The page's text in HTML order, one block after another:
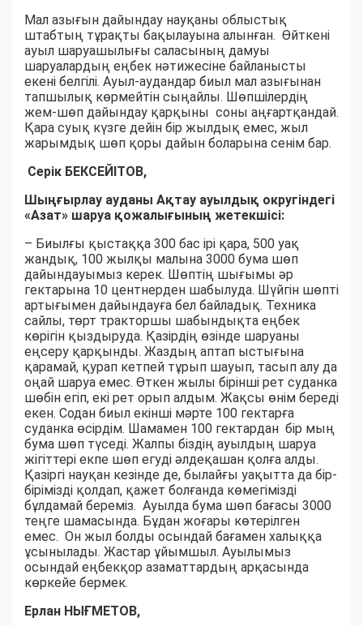
Мал азығын дайындау науқаны облыстық
штабтың тұрақты бақылауына алынған. Өйткені
ауыл шаруашылығы саласының дамуы
шаруалардың еңбек нәтижесіне байланысты
екені белгілі. Ауыл-аудандар биыл мал азығынан
тапшылық көрмейтін сыңайлы. Шөпшілердің
жем-шөп дайындау қарқыны соны аңғартқандай.
Қара суық күзге дейін бір жылдық емес, жыл
жарымдық шөп қоры дайын боларына сенім бар.
Серік БЕКСЕЙІТОВ,
Шыңғырлау ауданы Ақтау ауылдық округіндегі
«Азат» шаруа қожалығының жетекшісі:
– Биылғы қыстаққа 300 бас ірі қара, 500 уақ
жандық, 100 жылқы малына 3000 бума шөп
дайындауымыз керек. Шөптің шығымы әр
гектарына 10 центнерден шабылуда. Шүйгін шөпті
артығымен дайындауға бел байладық. Техника
сайлы, төрт тракторшы шабындықта еңбек
көрігін қыздыруда. Қазірдің өзінде шаруаны
еңсеру қарқынды. Жаздың аптап ыстығына
қарамай, қурап кетпей тұрып шауып, тасып алу да
оңай шаруа емес. Өткен жылы бірінші рет суданка
шөбін егіп, екі рет орып алдым. Жақсы өнім береді
екен. Содан биыл екінші мәрте 100 гектарға
суданка өсірдім. Шамамен 100 гектардан бір мың
бума шөп түседі. Жалпы біздің ауылдың шаруа
жігіттері екпе шөп егуді әлдеқашан қолға алды.
Қазіргі науқан кезінде де, былайғы уақытта да бір-
бірімізді қолдап, қажет болғанда көмегімізді
бұлдамай береміз. Ауылда бума шөп бағасы 3000
теңге шамасында. Бұдан жоғары көтерілген
емес. Он жыл болды осындай бағамен халыққа
ұсынылады. Жастар ұйымшыл. Ауылымыз
осындай еңбекқор азаматтардың арқасында
көркейе бермек.
Ерлан НЫҒМЕТОВ,